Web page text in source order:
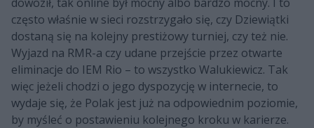
często właśnie w sieci rozstrzygało się, czy Dziewiątki
dostaną się na kolejny prestiżowy turniej, czy też nie.
Wyjazd na RMR-a czy udane przejście przez otwarte
eliminacje do IEM Rio – to wszystko Walukiewicz. Tak
więc jeżeli chodzi o jego dyspozycję w internecie, to
wydaje się, że Polak jest już na odpowiednim poziomie,
by myśleć o postawieniu kolejnego kroku w karierze.